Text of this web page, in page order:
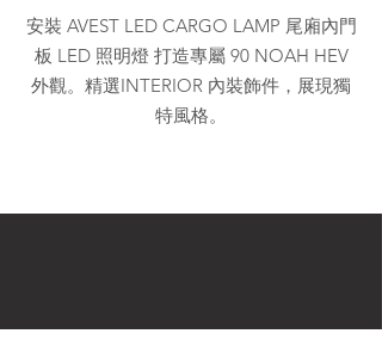
安裝 AVEST LED CARGO LAMP 尾廂內門
板 LED 照明燈 打造專屬 90 NOAH HEV
外觀。精選INTERIOR 內裝飾件，展現獨
特風格。